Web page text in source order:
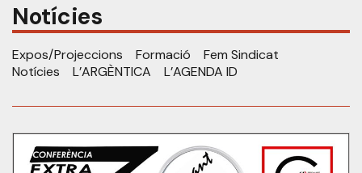
Notícies
Expos/Projeccions Formació
Fem Sindicat
Notícies
L’ARGÈNTICA L’AGENDA ID